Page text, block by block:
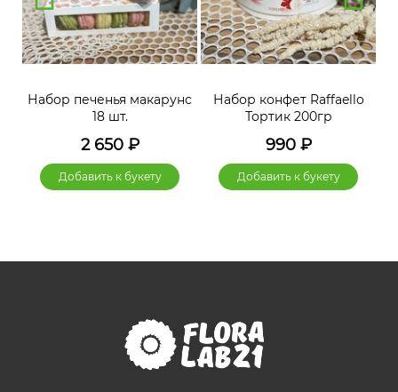
Набор печенья макарунс
18 шт.
2 650₽
Добавить к букету
Набор конфет Raffaello
Тортик 200гр
990₽
Добавить к букету